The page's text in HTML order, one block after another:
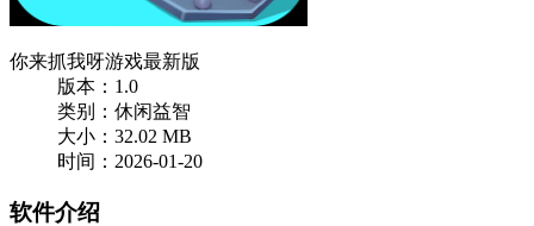
你来抓我呀游戏最新版
版本：1.0
类别：休闲益智
大小：32.02 MB
时间：2026-01-20
软件介绍